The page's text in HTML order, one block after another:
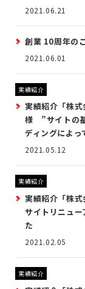
2021.06.21
創業 10周年の
2021.06.01
実績紹介
実績紹介「株
様 ”サイトの
ディングによ
2021.05.12
実績紹介
実績紹介「株
サイトリニュ
た
2021.02.05
実績紹介